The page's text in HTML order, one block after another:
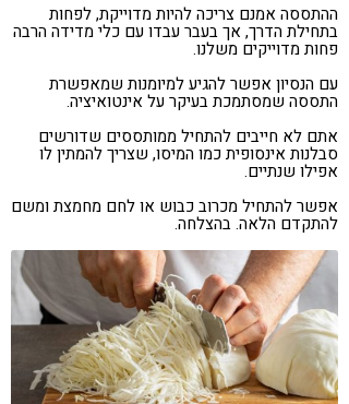
ההתססה אמנם צריכה להיות מדוייקת, לפחות
בתחילת הדרך, אך בעבר עבדו עם כלי מדידה הרבה
פחות מדוייקים משלנו.
עם הנסיון אפשר להגיע למיומנות שמאפשרת
התססה שמסתמכת בעיקר על אינטואיציה.
אתם לא חייבים להתחיל ממותססים שדורשים
סבלנות אינסופית כמו המיסו, שצריך להמתין לו
אפילו שנתיים.
אפשר להתחיל מכרוב כבוש או לחם מחמצת ומשם
להתקדם הלאה. בהצלחה.